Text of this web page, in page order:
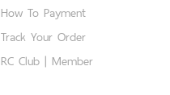
How To Payment
Track Your Order
RC Club | Member